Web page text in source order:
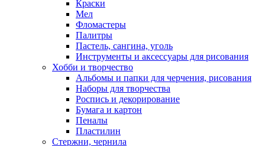
Краски
Мел
Фломастеры
Палитры
Пастель, сангина, уголь
Инструменты и аксессуары для рисования
Хобби и творчество
Альбомы и папки для черчения, рисования
Наборы для творчества
Роспись и декорирование
Бумага и картон
Пеналы
Пластилин
Стержни, чернила